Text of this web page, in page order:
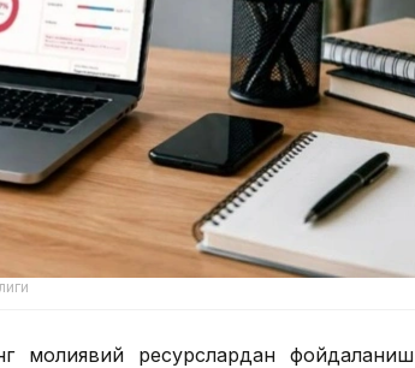
молиявий ресурслардан фойдаланиш